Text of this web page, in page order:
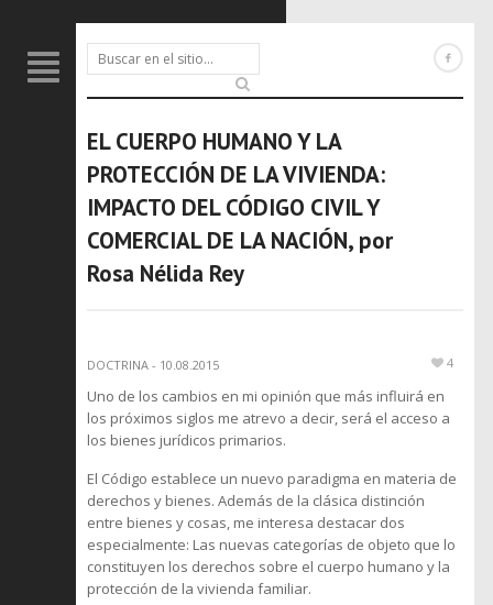
EL CUERPO HUMANO Y LA
PROTECCIÓN DE LA VIVIENDA:
IMPACTO DEL CÓDIGO CIVIL Y
COMERCIAL DE LA NACIÓN, por
Rosa Nélida Rey
DOCTRINA - 10.08.2015 4
Uno de los cambios en mi opinión que más influirá en
los próximos siglos me atrevo a decir, será el acceso a
los bienes jurídicos primarios.
El Código establece un nuevo paradigma en materia de
derechos y bienes. Además de la clásica distinción
entre bienes y cosas, me interesa destacar dos
especialmente: Las nuevas categorías de objeto que lo
constituyen los derechos sobre el cuerpo humano y la
protección de la vivienda familiar.